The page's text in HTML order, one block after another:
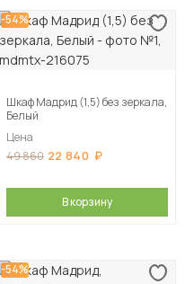
-54%
Шкаф Мадрид (1,5) без зеркала,
Белый
Цена
49 860 22 840
В корзину
-54%